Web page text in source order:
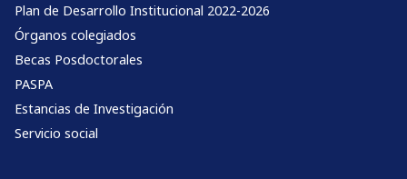
Plan de Desarrollo Institucional 2022-2026
Órganos colegiados
Becas Posdoctorales
PASPA
Estancias de Investigación
Servicio social